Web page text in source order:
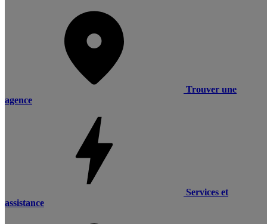
Trouver une
agence
Services et
assistance